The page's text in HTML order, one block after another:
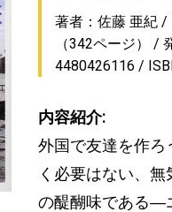
著者：佐藤 亜紀
（342ページ）
4480426116
内容紹介:
外国で友達を作ろ
く必要はない、
の醍醐味である―